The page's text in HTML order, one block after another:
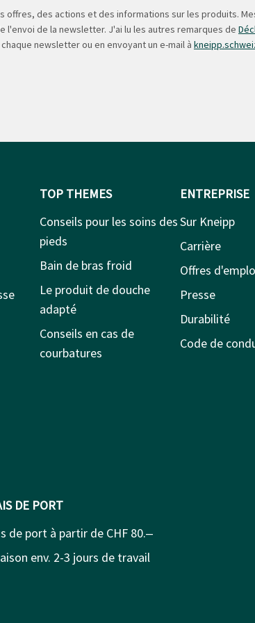
offres, des actions et des informations sur les produits.
de la newsletter. J'ai lu les autres remarques de
newsletter ou en envoyant un e-mail à
TOP THEMES
Conseils pour les soins des
pieds
Bain de bras froid
Le produit de douche
adapté
Conseils en cas de
courbatures
ENTREPRISE
Sur Kneipp
Carrière
Offres
Presse
Durabilité
Code de
DE PORT
de port à partir de CHF 80.‒
env. 2-3 jours de travail